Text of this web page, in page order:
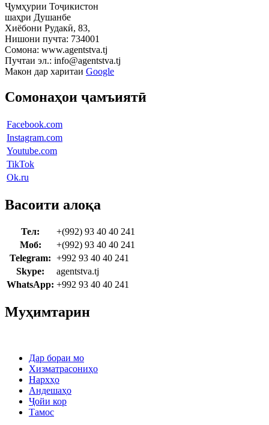
Ҷумҳурии Тоҷикистон
шаҳри Душанбе
Хиёбони Рудакӣ, 83,
Нишони пучта: 734001
Сомона: www.agentstva.tj
Пучтаи эл.: info@agentstva.tj
Макон дар харитаи Google
Сомонаҳои ҷамъиятӣ
Facebook.com
Instagram.com
Youtube.com
TikTok
Ok.ru
Васоити алоқа
Тел:
+(992) 93 40 40 241
Моб:
+(992) 93 40 40 241
Telegram: +992 93 40 40 241
Skype:
agentstva.tj
WhatsApp: +992 93 40 40 241
Муҳимтарин
Дар бораи мо
Хизматрасониҳо
Нархҳо
Андешаҳо
Ҷойи кор
Тамос